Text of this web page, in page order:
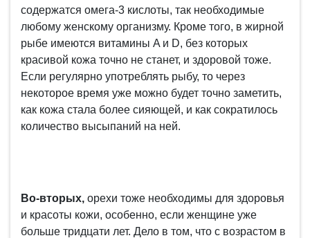
содержатся омега-3 кислоты, так необходимые
любому женскому организму. Кроме того, в жирной
рыбе имеются витамины A и D, без которых
красивой кожа точно не станет, и здоровой тоже.
Если регулярно употреблять рыбу, то через
некоторое время уже можно будет точно заметить,
как кожа стала более сияющей, и как сократилось
количество высыпаний на ней.
Во-вторых, орехи тоже необходимы для здоровья
и красоты кожи, особенно, если женщине уже
больше тридцати лет. Дело в том, что с возрастом в